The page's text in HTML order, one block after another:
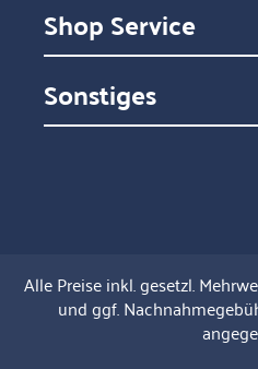
Shop Service
Sonstiges
Alle Preise inkl. gesetzl.
und ggf.